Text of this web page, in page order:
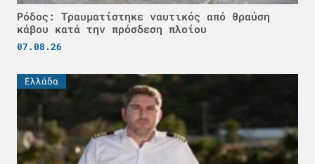
Ρόδος: Τραυματίστηκε ναυτικός από θραύση
κάβου κατά την πρόσδεση πλοίου
07.08.26
Ελλάδα